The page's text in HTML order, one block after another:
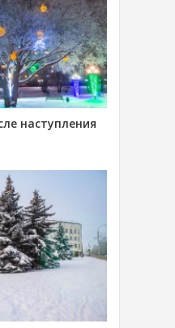
наступления